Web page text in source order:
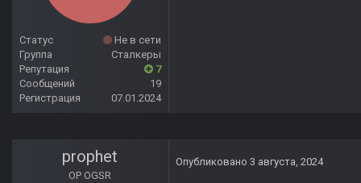
Статус
Не в сети
Группа
Сталкеры
Репутация
7
Сообщений
19
Регистрация
07.01.2024
prophet
OP OGSR
Опубликовано 3 августа, 2024